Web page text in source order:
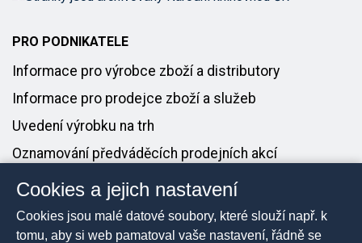
PRO PODNIKATELE
Informace pro výrobce zboží a distributory
Informace pro prodejce zboží a služeb
Uvedení výrobku na trh
Oznamování předváděcích prodejních akcí
PRO MÉDIA
Tiskové zprávy
Cookies a jejich nastavení
Cookies jsou malé datové soubory, které slouží např. k
tomu, aby si web pamatoval vaše nastavení, řádně se